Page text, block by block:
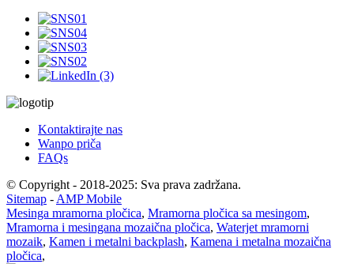
Kontaktirajte nas
Wanpo priča
FAQs
© Copyright - 2018-2025: Sva prava zadržana.
Sitemap -AMP Mobile
Mesinga mramorna pločica, Mramorna pločica sa mesingom,
Mramorna i mesingana mozaična pločica, Waterjet mramorni
mozaik, Kamen i metalni backplash, Kamena i metalna mozaična
pločica,